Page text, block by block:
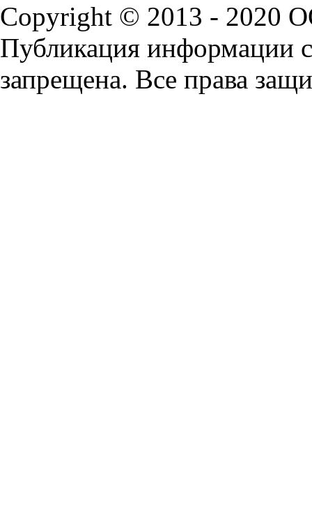
Copyright © 2013 - 2020
Публикация информации
запрещена. Все права